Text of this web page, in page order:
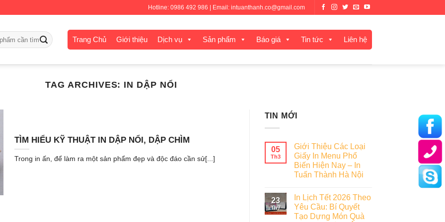
Hotline: 0986 492 986 | Email: intuanthanh.co@gmail.com
Trang Chủ Giới thiệu Dịch vụ Sản phẩm Báo giá Tin tức Liên hệ
TAG ARCHIVES: IN DẬP NỔI
TÌM HIỂU KỸ THUẬT IN DẬP NỔI, DẬP CHÌM
Trong in ấn, để làm ra một sản phẩm đẹp và độc đáo cần sử[...]
TIN MỚI
05
Th3
Giới Thiệu Các Loại
Giấy In Menu Phổ
Biến Hiện Nay – In
Tuấn Thành Hà Nội
23
Th7
In Lịch Tết 2026 Theo
Yêu Cầu: Bí Quyết
Tạo Dựng Món Quà